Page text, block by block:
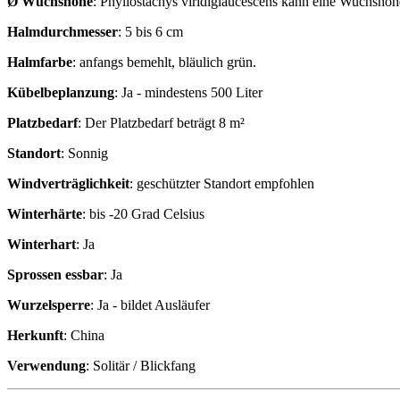
Halmdurchmesser: 5 bis 6 cm
Halmfarbe: anfangs bemehlt, bläulich grün.
Kübelbeplanzung: Ja - mindestens 500 Liter
Platzbedarf: Der Platzbedarf beträgt 8 m²
Standort: Sonnig
Windverträglichkeit: geschützter Standort empfohlen
Winterhärte: bis -20 Grad Celsius
Winterhart: Ja
Sprossen essbar: Ja
Wurzelsperre: Ja - bildet Ausläufer
Herkunft: China
Verwendung: Solitär / Blickfang